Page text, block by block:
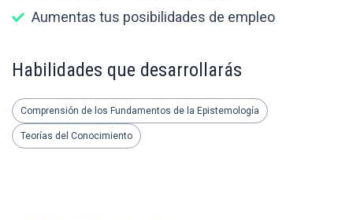
Aumentas tus posibilidades de empleo
Habilidades que desarrollarás
Comprensión de los Fundamentos de la Epistemología
Teorías del Conocimiento